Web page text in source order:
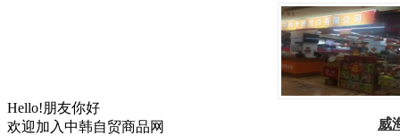
威
Hello!朋友你好
欢迎加入中韩自贸商品网